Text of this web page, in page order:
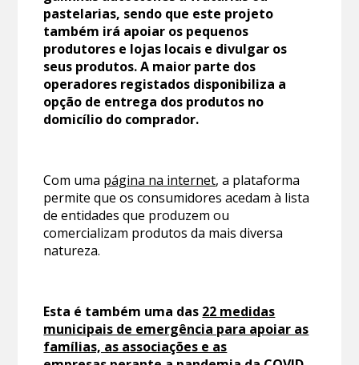
pastelarias, sendo que este projeto
também irá apoiar os pequenos
produtores e lojas locais e divulgar os
seus produtos. A maior parte dos
operadores registados disponibiliza a
opção de entrega dos produtos no
domicílio do comprador.
Com uma página na internet, a plataforma
permite que os consumidores acedam à lista
de entidades que produzem ou
comercializam produtos da mais diversa
natureza.
Esta é também uma das 22 medidas
municipais de emergência para apoiar as
famílias, as associações e as